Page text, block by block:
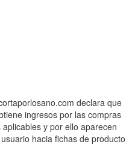
declara que
ingresos por las compras
y por ello aparecen
hacia fichas de producto